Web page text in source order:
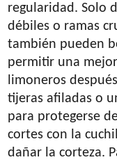
regularidad. Solo
débiles o ramas
también pueden
permitir una
limoneros
tijeras afiladas o
​​para protegerse
cortes con la
dañar la corteza.